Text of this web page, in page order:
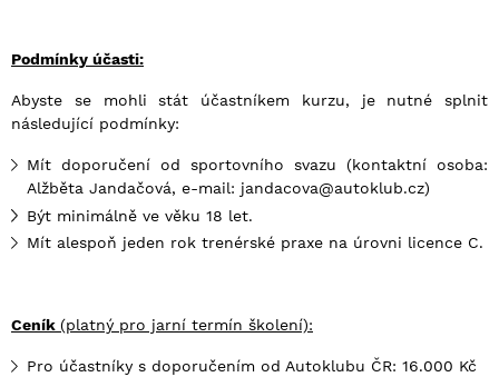
Podmínky účasti:
Abyste se mohli stát účastníkem kurzu, je nutné splnit
následující podmínky:
Mít doporučení od sportovního svazu (kontaktní osoba:
Alžběta Jandačová, e-mail: jandacova@autoklub.cz)
Být minimálně ve věku 18 let.
Mít alespoň jeden rok trenérské praxe na úrovni licence C.
Ceník (platný pro jarní termín školení):
Pro účastníky s doporučením od Autoklubu ČR: 16.000 Kč